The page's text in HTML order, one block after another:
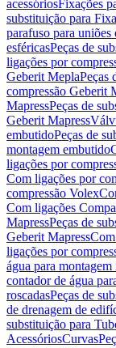
acessóriosFixações
substituição para
parafuso para uniões
esféricasPeças de
ligações por
Geberit MeplaPeças
compressão Geberit
MapressPeças de
Geberit Mapress
embutidoPeças de
montagem embutido
ligações por
Com ligações por
compressão Volex
Com ligações
MapressPeças de
Geberit Mapress
ligações por
água para
contador de água
roscadasPeças de
de drenagem de
substituição para
AcessóriosCurvas